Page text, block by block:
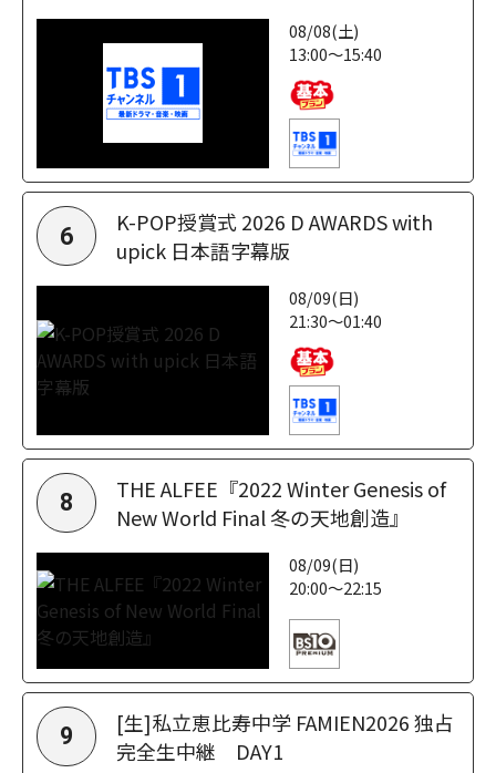
08/08(土)
13:00～15:40
6
K-POP授賞式 2026 D AWARDS with
upick 日本語字幕版
08/09(日)
21:30～01:40
8
THE ALFEE『2022 Winter Genesis of
New World Final 冬の天地創造』
08/09(日)
20:00～22:15
9
[生]私立恵比寿中学 FAMIEN2026 独占
完全生中継 DAY1